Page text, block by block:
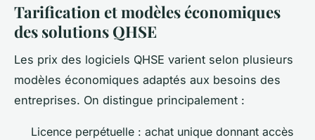
Tarification et modèles économiques
des solutions QHSE
Les prix des logiciels QHSE varient selon plusieurs
modèles économiques adaptés aux besoins des
entreprises. On distingue principalement :
Licence perpétuelle : achat unique donnant accès